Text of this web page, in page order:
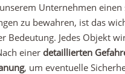
Unternehmen
zu bewahren, ist das
Bedeutung. Jedes Objekt
einer detaillierten
, um eventuelle